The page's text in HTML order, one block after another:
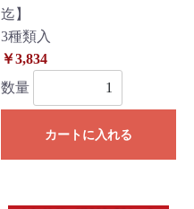
迄】
3種類入
￥3,834
数量
カートに入れる